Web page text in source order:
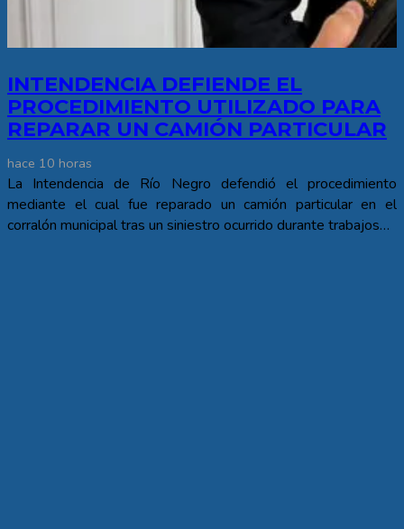
INTENDENCIA DEFIENDE EL
PROCEDIMIENTO UTILIZADO PARA
REPARAR UN CAMIÓN PARTICULAR
hace 10 horas
La Intendencia de Río Negro defendió el procedimiento
mediante el cual fue reparado un camión particular en el
corralón municipal tras un siniestro ocurrido durante trabajos…